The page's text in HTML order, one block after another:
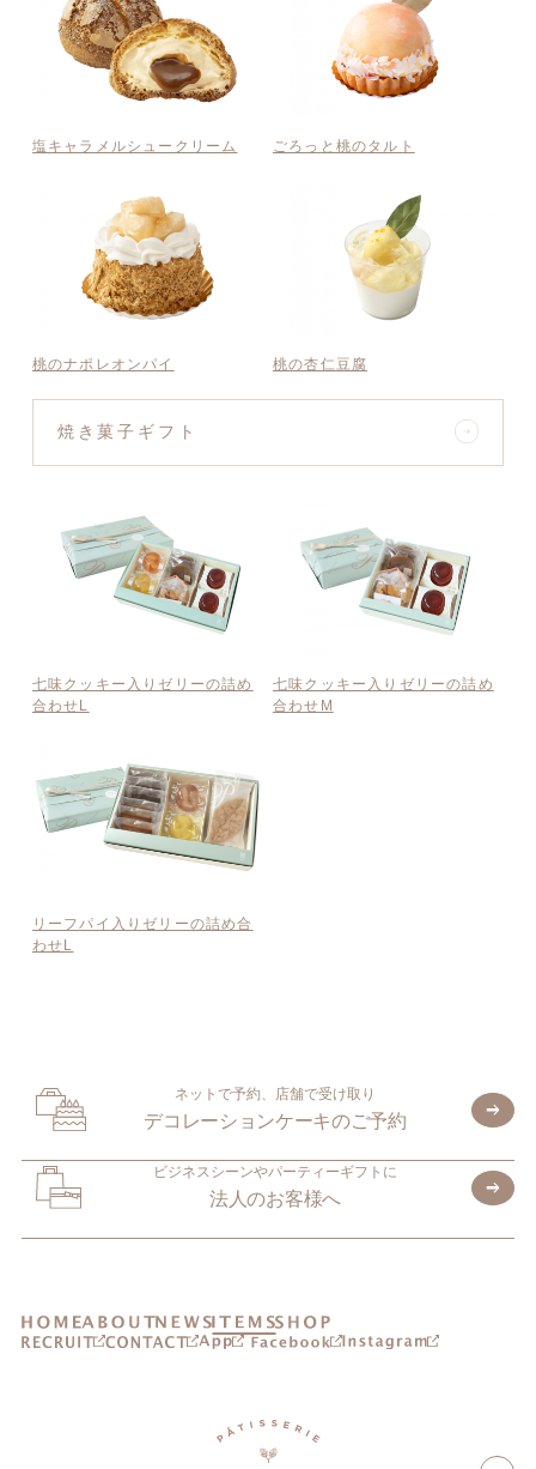
塩キャラメルシュークリーム ごろっと桃のタルト
桃のナポレオンパイ 桃の杏仁豆腐
焼き菓子ギフト
七味クッキー入りゼリーの詰め
合わせL
七味クッキー入りゼリーの詰め
合わせM
リーフパイ入りゼリーの詰め合
わせL
ネットで予約、店舗で受け取り
デコレーションケーキのご予約
ビジネスシーンやパーティーギフトに
法人のお客様へ